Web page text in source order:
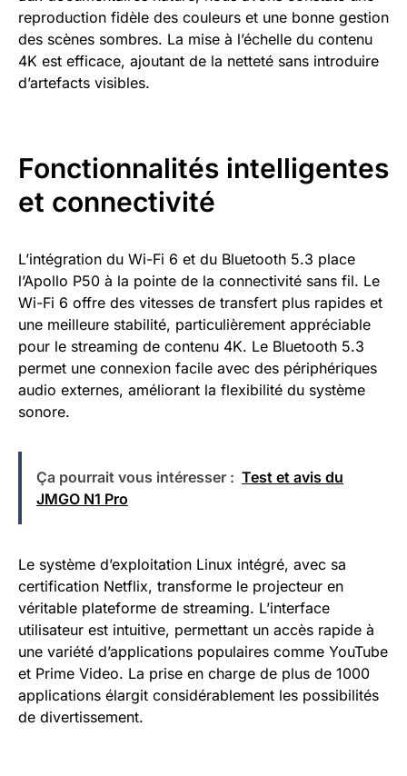
reproduction fidèle des couleurs et une bonne gestion
des scènes sombres. La mise à l’échelle du contenu
4K est efficace, ajoutant de la netteté sans introduire
d’artefacts visibles.
Fonctionnalités intelligentes
et connectivité
L’intégration du Wi-Fi 6 et du Bluetooth 5.3 place
l’Apollo P50 à la pointe de la connectivité sans fil. Le
Wi-Fi 6 offre des vitesses de transfert plus rapides et
une meilleure stabilité, particulièrement appréciable
pour le streaming de contenu 4K. Le Bluetooth 5.3
permet une connexion facile avec des périphériques
audio externes, améliorant la flexibilité du système
sonore.
Ça pourrait vous intéresser : Test et avis du
JMGO N1 Pro
Le système d’exploitation Linux intégré, avec sa
certification Netflix, transforme le projecteur en
véritable plateforme de streaming. L’interface
utilisateur est intuitive, permettant un accès rapide à
une variété d’applications populaires comme YouTube
et Prime Video. La prise en charge de plus de 1000
applications élargit considérablement les possibilités
de divertissement.